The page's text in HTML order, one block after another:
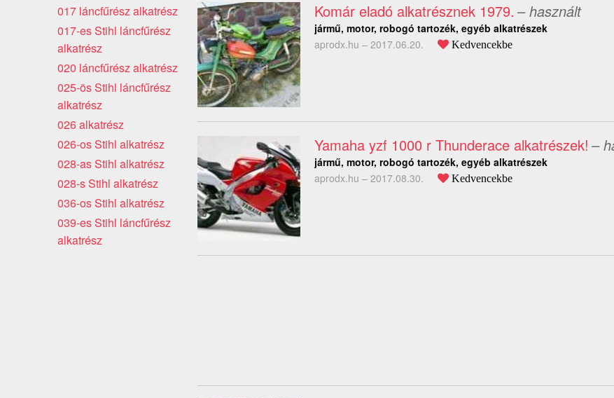
Komár eladó alkatrésznek 1979. – használt
jármű, motor, robogó tartozék, egyéb alkatrészek
aprodx.hu – 2017.06.20. Kedvencekbe
Yamaha yzf 1000 r Thunderace alkatrészek! –
jármű, motor, robogó tartozék, egyéb alkatrészek
aprodx.hu – 2017.08.30. Kedvencekbe
017 láncfűrész alkatrész
017-es Stihl láncfűrész
alkatrész
020 láncfűrész alkatrész
025-ös Stihl láncfűrész
alkatrész
026 alkatrész
026-os Stihl alkatrész
028-as Stihl alkatrész
028-s Stihl alkatrész
036-os Stihl alkatrész
039-es Stihl láncfűrész
alkatrész